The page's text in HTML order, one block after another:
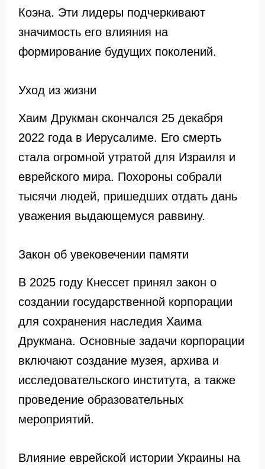
Коэна. Эти лидеры подчеркивают
значимость его влияния на
формирование будущих поколений.
Уход из жизни
Хаим Друкман скончался 25 декабря
2022 года в Иерусалиме. Его смерть
стала огромной утратой для Израиля и
еврейского мира. Похороны собрали
тысячи людей, пришедших отдать дань
уважения выдающемуся раввину.
Закон об увековечении памяти
В 2025 году Кнессет принял закон о
создании государственной корпорации
для сохранения наследия Хаима
Друкмана. Основные задачи корпорации
включают создание музея, архива и
исследовательского института, а также
проведение образовательных
мероприятий.
Влияние еврейской истории Украины на